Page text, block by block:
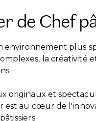
de Chef
environnement plus
la créativité
originaux et
est au cœur de